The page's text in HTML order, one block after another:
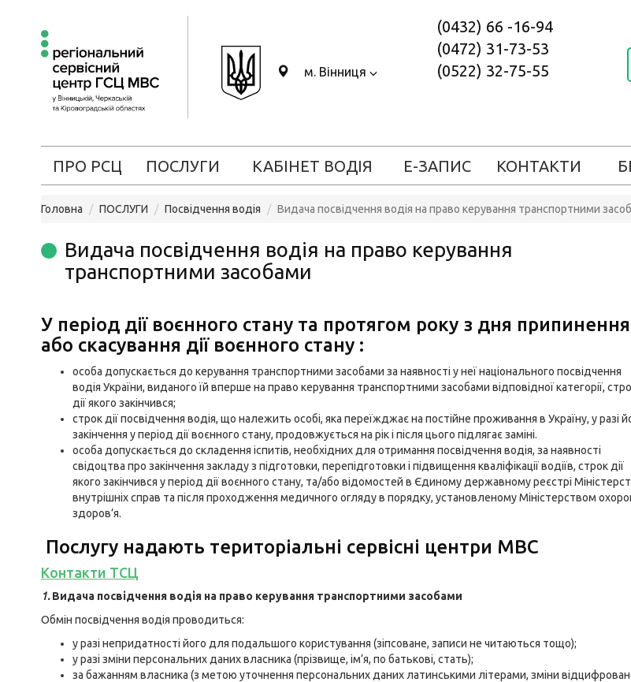
м. Вінниця
(0432) 66 -16-94
(0472) 31-73-53
(0522) 32-75-55
ПРО РСЦ ПОСЛУГИ КАБІНЕТ ВОДІЯ Е-ЗАПИС КОНТАКТИ
Головна ПОСЛУГИ Посвідчення водія Видача посвідчення водія на право керування транспортними
Видача посвідчення водія на право керування
транспортними засобами
У період дії воєнного стану та протягом року з дня припинення
або скасування дії воєнного стану :
особа допускається до керування транспортними засобами за наявності у неї національного посвідчення
водія України, виданого їй вперше на право керування транспортними засобами відповідної категорії,
дії якого закінчився;
строк дії посвідчення водія, що належить особі, яка переїжджає на постійне проживання в Україну, у разі
закінчення у період дії воєнного стану, продовжується на рік і після цього підлягає заміні.
особа допускається до складення іспитів, необхідних для отримання посвідчення водія, за наявності
свідоцтва про закінчення закладу з підготовки, перепідготовки і підвищення кваліфікації водіїв, строк дії
якого закінчився у період дії воєнного стану, та/або відомостей в Єдиному державному реєстрі
внутрішніх справ та після проходження медичного огляду в порядку, установленому Міністерством
здоров’я.
Послугу надають територіальні сервісні центри МВС
Контакти ТСЦ
1.Видача посвідчення водія на право керування транспортними засобами
Обмін посвідчення водія проводиться:
у разі непридатності його для подальшого користування (зіпсоване, записи не читаються тощо);
у разі зміни персональних даних власника (прізвище, ім’я, по батькові, стать);
за бажанням власника (з метою уточнення персональних даних латинськими літерами, зміни